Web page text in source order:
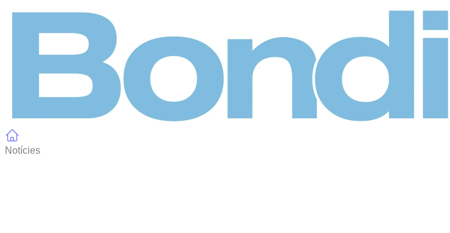
Notícies